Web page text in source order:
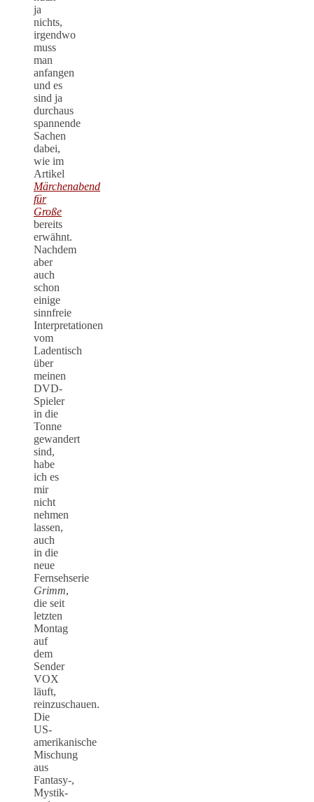
ja
nichts,
irgendwo
muss
man
anfangen
und es
sind ja
durchaus
spannende
Sachen
dabei,
wie im
Artikel
Märchenabend
für
Große
bereits
erwähnt.
Nachdem
aber
auch
schon
einige
sinnfreie
Interpretationen
vom
Ladentisch
über
meinen
DVD-
Spieler
in die
Tonne
gewandert
sind,
habe
ich es
mir
nicht
nehmen
lassen,
auch
in die
neue
Fernsehserie
Grimm,
die seit
letzten
Montag
auf
dem
Sender
VOX
läuft,
reinzuschauen.
Die
US-
amerikanische
Mischung
aus
Fantasy-,
Mystik-